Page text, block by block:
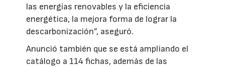
las energías renovables y la eficiencia
energética, la mejora forma de lograr la
descarbonización”, aseguró.
Anunció también que se está ampliando el
catálogo a 114 fichas, además de las